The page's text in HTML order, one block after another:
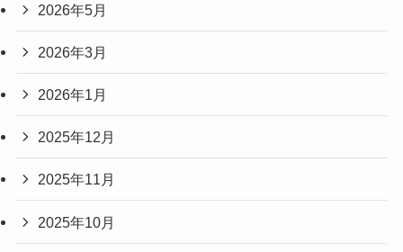
2026年5月
2026年3月
2026年1月
2025年12月
2025年11月
2025年10月